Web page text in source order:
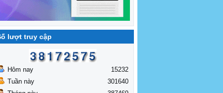
lượt truy cập
Hôm nay
Tuần này
15232
301640